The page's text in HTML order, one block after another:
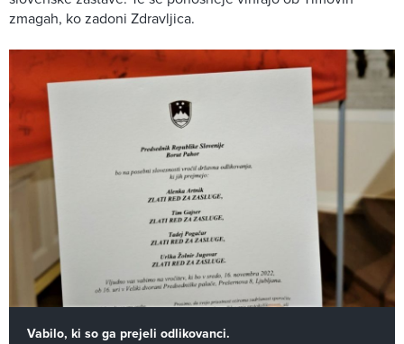
zmagah, ko zadoni Zdravljica.
Vabilo, ki so ga prejeli odlikovanci.